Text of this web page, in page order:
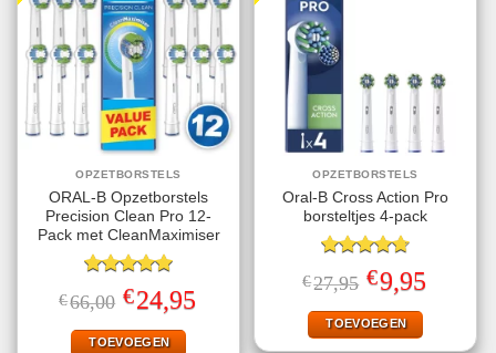
OPZETBORSTELS
ORAL-B Opzetborstels
Precision Clean Pro 12-
Pack met CleanMaximiser
Gewaardeerd
5.00uit 5
€66,00 Oorspronkelijke
prijs
was:
€66,00.
€24,95prijs
TOEVOEGEN
OPZETBORSTELS
Oral-B Cross Action Pro
borsteltjes 4-pack
Gewaardeerd
4.75uit 5
€27,95 Oorspronkelijke
prijs
was:
€27,95.
€9,95prijs
TOEVOEGEN